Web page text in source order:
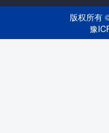
版权所有
豫